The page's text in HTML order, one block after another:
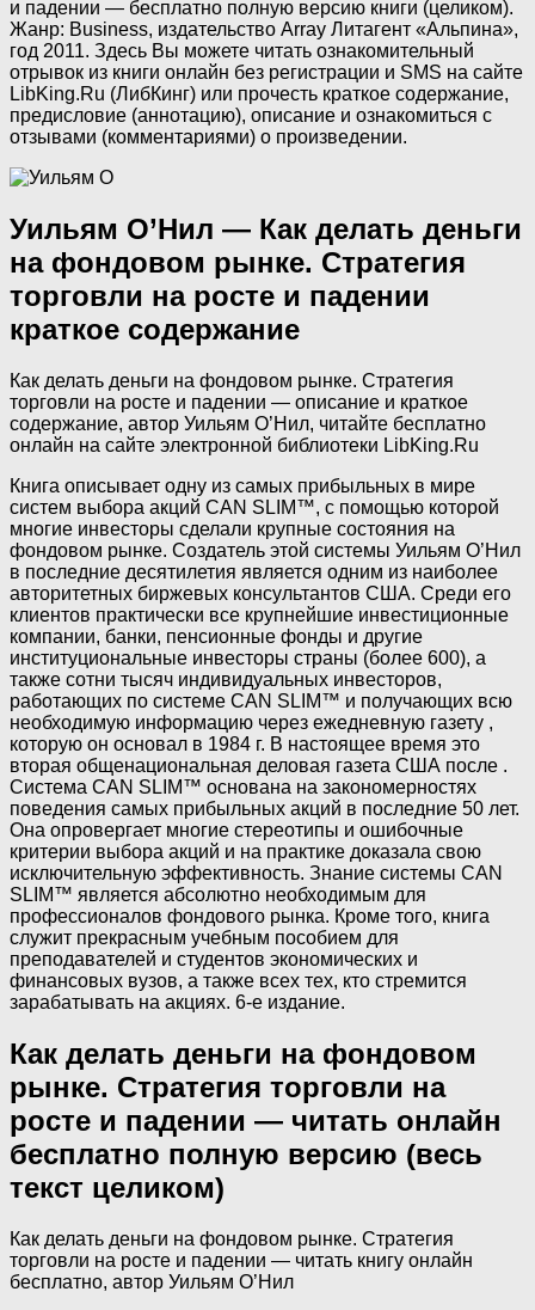
и падении — бесплатно полную версию книги (целиком).
Жанр: Business, издательство Array Литагент «Альпина»,
год 2011. Здесь Вы можете читать ознакомительный
отрывок из книги онлайн без регистрации и SMS на сайте
LibKing.Ru (ЛибКинг) или прочесть краткое содержание,
предисловие (аннотацию), описание и ознакомиться с
отзывами (комментариями) о произведении.
Уильям О’Нил — Как делать деньги
на фондовом рынке. Стратегия
торговли на росте и падении
краткое содержание
Как делать деньги на фондовом рынке. Стратегия
торговли на росте и падении — описание и краткое
содержание, автор Уильям О’Нил, читайте бесплатно
онлайн на сайте электронной библиотеки LibKing.Ru
Книга описывает одну из самых прибыльных в мире
систем выбора акций CAN SLIM™, с помощью которой
многие инвесторы сделали крупные состояния на
фондовом рынке. Создатель этой системы Уильям О’Нил
в последние десятилетия является одним из наиболее
авторитетных биржевых консультантов США. Среди его
клиентов практически все крупнейшие инвестиционные
компании, банки, пенсионные фонды и другие
институциональные инвесторы страны (более 600), а
также сотни тысяч индивидуальных инвесторов,
работающих по системе CAN SLIM™ и получающих всю
необходимую информацию через ежедневную газету ,
которую он основал в 1984 г. В настоящее время это
вторая общенациональная деловая газета США после .
Система CAN SLIM™ основана на закономерностях
поведения самых прибыльных акций в последние 50 лет.
Она опровергает многие стереотипы и ошибочные
критерии выбора акций и на практике доказала свою
исключительную эффективность. Знание системы CAN
SLIM™ является абсолютно необходимым для
профессионалов фондового рынка. Кроме того, книга
служит прекрасным учебным пособием для
преподавателей и студентов экономических и
финансовых вузов, а также всех тех, кто стремится
зарабатывать на акциях. 6-е издание.
Как делать деньги на фондовом
рынке. Стратегия торговли на
росте и падении — читать онлайн
бесплатно полную версию (весь
текст целиком)
Как делать деньги на фондовом рынке. Стратегия
торговли на росте и падении — читать книгу онлайн
бесплатно, автор Уильям О’Нил